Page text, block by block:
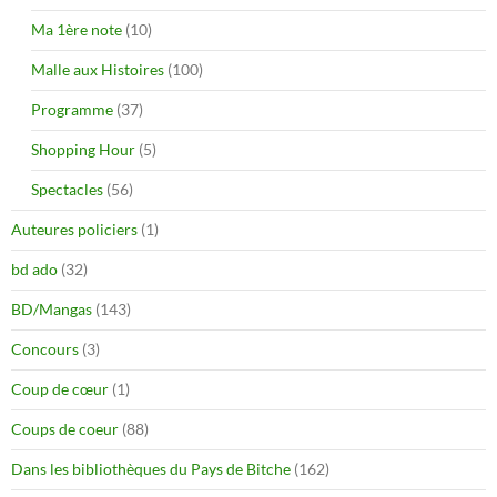
Ma 1ère note (10)
Malle aux Histoires (100)
Programme (37)
Shopping Hour (5)
Spectacles (56)
Auteures policiers (1)
bd ado (32)
BD/Mangas (143)
Concours (3)
Coup de cœur (1)
Coups de coeur (88)
Dans les bibliothèques du Pays de Bitche (162)